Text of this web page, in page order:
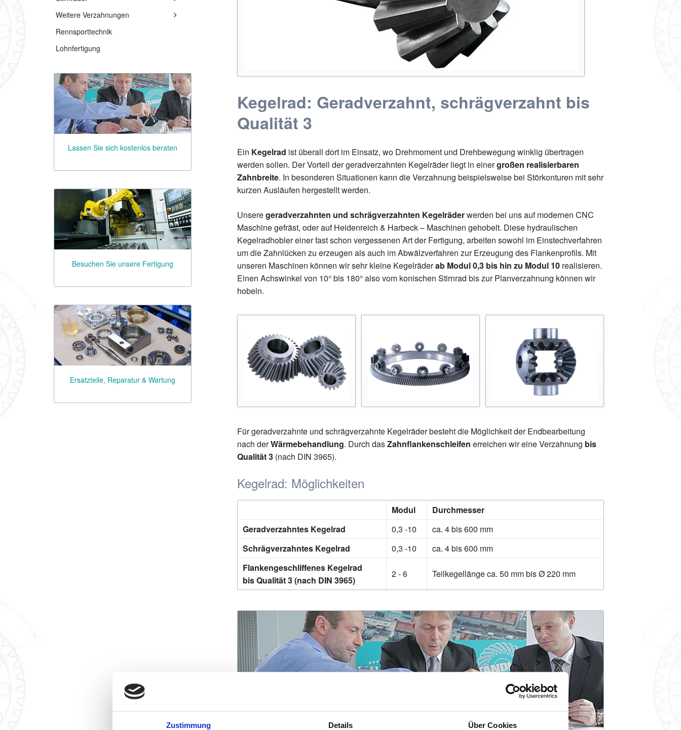
Zustimmung Details Über Cookies
Edelstahlgetriebe
Hochleistungsgetriebe
Kegelrad: Geradverzahnt, schrägverzahnt bis
Qualität 3
Ein Kegelrad ist überall dort im Einsatz, wo Drehmoment und Drehbewegung winklig übertragen
werden sollen. Der Vorteil der geradverzahnten Kegelräder liegt in einergroßen realisierbaren
Zahnbreite. In besonderen Situationen kann die Verzahnung beispielsweise bei Störkonturen mit sehr
kurzen Ausläufen hergestellt werden.
Unseregeradverzahnten und schrägverzahnten Kegelräderwerden bei uns auf modernen CNC
Maschine gefräst, oder auf Heidenreich & Harbeck – Maschinen gehobelt. Diese hydraulischen
Kegelradhobler einer fast schon vergessenen Art der Fertigung, arbeiten sowohl im Einstechverfahren
um die Zahnlücken zu erzeugen als auch im Abwälzverfahren zur Erzeugung des Flankenprofils. Mit
unseren Maschinen können wir sehr kleine Kegelräderab Modul 0,3 bis hin zu Modul 10 realisieren.
Einen Achswinkel von 10° bis 180° also vom konischen Stirnrad bis zur Planverzahnung können wir
hobeln.
Für geradverzahnte und schrägverzahnte Kegelräder besteht die Möglichkeit der Endbearbeitung
nach derWärmebehandlung. Durch dasZahnflankenschleifen erreichen wir eine Verzahnung bis
Qualität 3 (nach DIN 3965).
Kegelrad: Möglichkeiten
Modul
Durchmesser
Gerad­verzahntes Kegelrad
0,3 -10
ca. 4 bis 600 mm
Schräg­verzahntes Kegelrad
0,3 -10
ca. 4 bis 600 mm
Flanken­geschliffenes Kegelrad
bis Qualität 3 (nach DIN 3965)
2 - 6 Teilkegellänge ca. 50 mm bis Ø 220 mm
Weitere Verzahnungen
Rennsporttechnik
Lohnfertigung
Lassen Sie sich kostenlos beraten
Besuchen Sie unsere Fertigung
Ersatzteile, Reparatur & Wartung